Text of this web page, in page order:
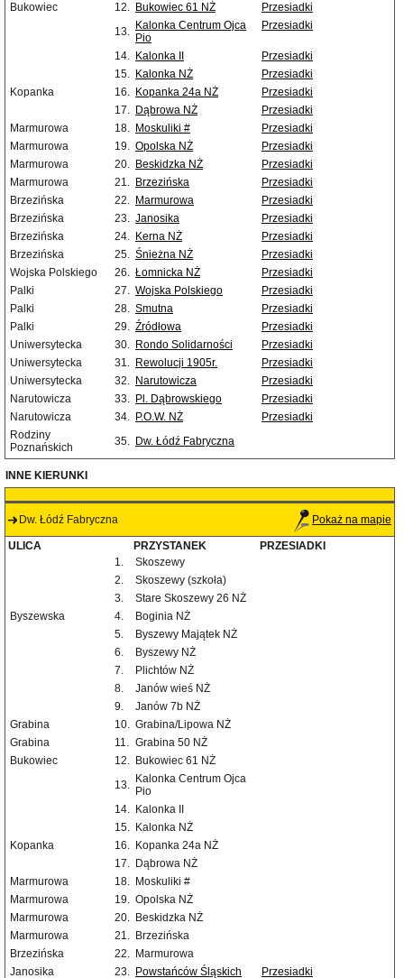
Bukowiec
12. Bukowiec 61 NŻ
Przesiadki
13. Kalonka Centrum Ojca
Pio
Przesiadki
14. Kalonka II
Przesiadki
15. Kalonka NŻ
Przesiadki
Kopanka
16. Kopanka 24a NŻ
Przesiadki
17. Dąbrowa NŻ
Przesiadki
Marmurowa
18. Moskuliki #
Przesiadki
Marmurowa
19. Opolska NŻ
Przesiadki
Marmurowa
20. Beskidzka NŻ
Przesiadki
Marmurowa
21. Brzezińska
Przesiadki
Brzezińska
22. Marmurowa
Przesiadki
Brzezińska
23. Janosika
Przesiadki
Brzezińska
24. Kerna NŻ
Przesiadki
Brzezińska
25. Śnieżna NŻ
Przesiadki
Wojska Polskiego
26. Łomnicka NŻ
Przesiadki
Palki
27. Wojska Polskiego
Przesiadki
Palki
28. Smutna
Przesiadki
Palki
29. Źródłowa
Przesiadki
Uniwersytecka
30. Rondo Solidarności
Przesiadki
Uniwersytecka
31. Rewolucji 1905r.
Przesiadki
Uniwersytecka
32. Narutowicza
Przesiadki
Narutowicza
33. Pl. Dąbrowskiego
Przesiadki
Narutowicza
34. P.O.W. NŻ
Przesiadki
Rodziny
Poznańskich
35. Dw. Łódź Fabryczna
INNE KIERUNKI
Dw. Łódź Fabryczna Pokaż na mapie
ULICA PRZYSTANEK
PRZESIADKI
1.
Skoszewy
2.
Skoszewy (szkoła)
3.
Stare Skoszewy 26 NŻ
Byszewska
4.
Boginia NŻ
5.
Byszewy Majątek NŻ
6.
Byszewy NŻ
7.
Plichtów NŻ
8.
Janów wieś NŻ
9.
Janów 7b NŻ
Grabina
10. Grabina/Lipowa NŻ
Grabina
11. Grabina 50 NŻ
Bukowiec
12. Bukowiec 61 NŻ
13. Kalonka Centrum Ojca
Pio
14. Kalonka II
15. Kalonka NŻ
Kopanka
16. Kopanka 24a NŻ
17. Dąbrowa NŻ
Marmurowa
18. Moskuliki #
Marmurowa
19. Opolska NŻ
Marmurowa
20. Beskidzka NŻ
Marmurowa
21. Brzezińska
Brzezińska
22. Marmurowa
Janosika
23. Powstańców Śląskich Przesiadki